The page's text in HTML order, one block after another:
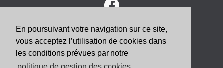
En poursuivant votre navigation sur ce site,
vous acceptez l’utilisation de cookies dans
les conditions prévues par notre
ABONNEZ-VOUS